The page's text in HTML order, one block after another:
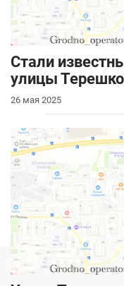
Стали
улицы
26 мая 2025
Новости